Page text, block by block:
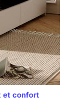
et confort